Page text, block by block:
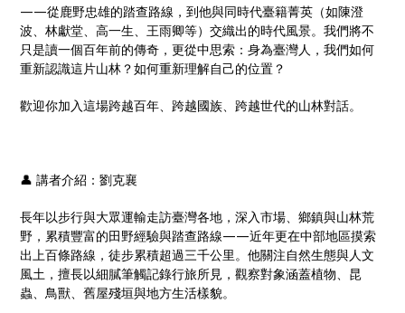
——從鹿野忠雄的踏查路線，到他與同時代臺籍菁英（如陳澄
波、林獻堂、高一生、王雨卿等）交織出的時代風景。我們將不
只是讀一個百年前的傳奇，更從中思索：身為臺灣人，我們如何
重新認識這片山林？如何重新理解自己的位置？
歡迎你加入這場跨越百年、跨越國族、跨越世代的山林對話。
👤 講者介紹：劉克襄
長年以步行與大眾運輸走訪臺灣各地，深入市場、鄉鎮與山林荒
野，累積豐富的田野經驗與踏查路線——近年更在中部地區摸索
出上百條路線，徒步累積超過三千公里。他關注自然生態與人文
風土，擅長以細膩筆觸記錄行旅所見，觀察對象涵蓋植物、昆
蟲、鳥獸、舊屋殘垣與地方生活樣貌。